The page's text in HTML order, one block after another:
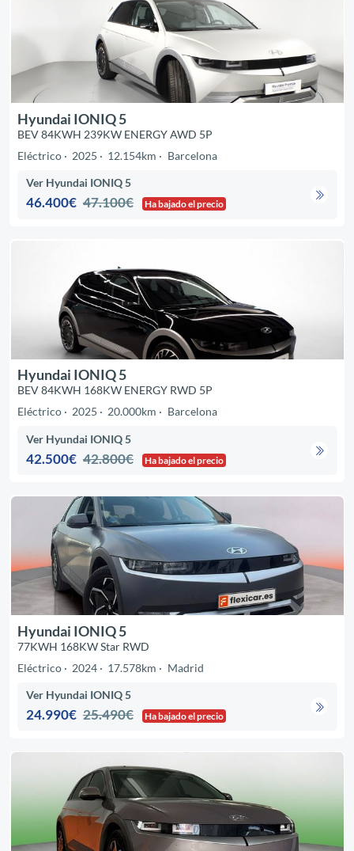
Hyundai IONIQ 5
BEV 84KWH 239KW ENERGY AWD 5P
Eléctrico
2025 12.154km Barcelona
Ver Hyundai IONIQ 5
46.400€ 47.100€ Ha bajado el precio
Hyundai IONIQ 5
BEV 84KWH 168KW ENERGY RWD 5P
Eléctrico
2025 20.000km Barcelona
Ver Hyundai IONIQ 5
42.500€ 42.800€ Ha bajado el precio
Hyundai IONIQ 5
77KWH 168KW Star RWD
Eléctrico
2024 17.578km Madrid
Ver Hyundai IONIQ 5
24.990€ 25.490€ Ha bajado el precio